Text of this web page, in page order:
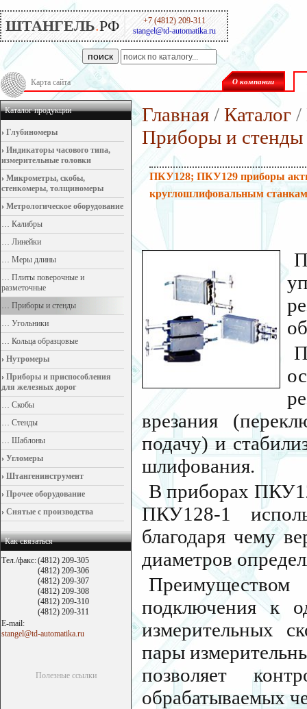
ШТАНГЕЛЬ.РФ
+7 (4812) 209-311
stangel@td-automatika.ru
поиск
Карта сайта О компании
Главная / Каталог /
Приборы и стенды
ПКУ128; ПКУ129 приборы
круглошлифовальным станкам
врезания
подачу) и
шлифования.
В приборах
ПКУ128-1
благодаря чему
диаметров
Преимуществом
подключения к
измерительных
пары
позволяет
обрабатываемых
Каталог продукции
› Глубиномеры
› Индикаторы часового типа,
измерительные головки
› Микрометры, скобы,
стенкомеры, толщиномеры
› Метрологическое оборудование
… Калибры
… Линейки
… Меры длины
… Плиты поверочные и
разметочные
… Приборы и стенды
… Угольники
… Кольца образцовые
› Нутромеры
› Приборы и приспособления
для железных дорог
… Скобы
… Стенды
… Шаблоны
› Угломеры
› Штангенинструмент
› Прочее оборудование
› Снятые с производства
Как связаться
Тел./факс:(4812) 209-305
(4812) 209-306
(4812) 209-307
(4812) 209-308
(4812) 209-310
(4812) 209-311
E-mail:
stangel@td-automatika.ru
Полезные ссылки